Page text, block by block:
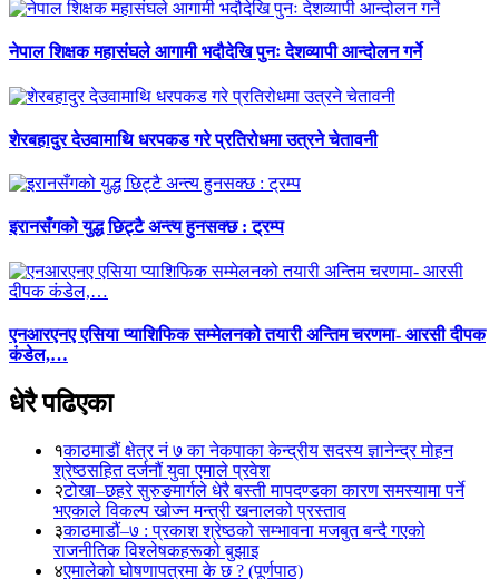
नेपाल शिक्षक महासंघले आगामी भदौदेखि पुनः देशव्यापी आन्दोलन गर्ने
शेरबहादुर देउवामाथि धरपकड गरे प्रतिरोधमा उत्रने चेतावनी
इरानसँगको युद्ध छिट्टै अन्त्य हुनसक्छ : ट्रम्प
एनआरएनए एसिया प्याशिफिक सम्मेलनको तयारी अन्तिम चरणमा- आरसी दीपक
कंडेल,…
धेरै पढिएका
१काठमाडौं क्षेत्र नं ७ का नेकपाका केन्द्रीय सदस्य ज्ञानेन्द्र मोहन
श्रेष्ठसहित दर्जनौं युवा एमाले प्रवेश
२टोखा–छहरे सुरुङमार्गले धेरै बस्ती मापदण्डका कारण समस्यामा पर्ने
भएकाले विकल्प खोज्न मन्त्री खनालको प्रस्ताव
३काठमाडौं–७ : प्रकाश श्रेष्ठको सम्भावना मजबुत बन्दै गएको
राजनीतिक विश्लेषकहरूको बुझाइ
४एमालेको घोषणापत्रमा के छ ? (पूर्णपाठ)